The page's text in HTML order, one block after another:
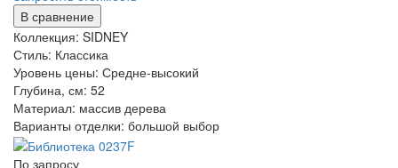
В сравнение
Коллекция: SIDNEY
Стиль: Классика
Уровень цены: Средне-высокий
Глубина, см: 52
Материал: массив дерева
Варианты отделки: большой выбор
По запросу